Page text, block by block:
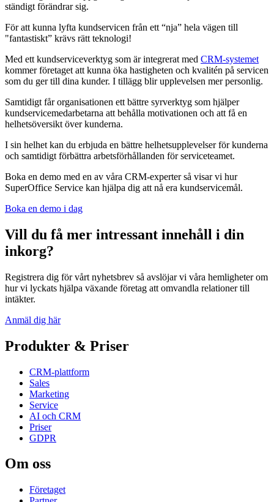
ständigt förändrar sig.
För att kunna lyfta kundservicen från ett “nja” hela vägen till
"fantastiskt” krävs rätt teknologi!
Med ett kundserviceverktyg som är integrerat med CRM-systemet
kommer företaget att kunna öka hastigheten och kvalitén på servicen
som du ger till dina kunder. I tillägg blir upplevelsen mer personlig.
Samtidigt får organisationen ett bättre syrverktyg som hjälper
kundservicemedarbetarna att behålla motivationen och att få en
helhetsöversikt över kunderna.
I sin helhet kan du erbjuda en bättre helhetsupplevelser för kunderna
och samtidigt förbättra arbetsförhållanden för serviceteamet.
Boka en demo med en av våra CRM-experter så visar vi hur
SuperOffice Service kan hjälpa dig att nå era kundservicemål.
Boka en demo i dag
Vill du få mer intressant innehåll i din
inkorg?
Registrera dig för vårt nyhetsbrev så avslöjar vi våra hemligheter om
hur vi lyckats hjälpa växande företag att omvandla relationer till
intäkter.
Anmäl dig här
Produkter & Priser
CRM-plattform
Sales
Marketing
Service
AI och CRM
Priser
GDPR
Om oss
Företaget